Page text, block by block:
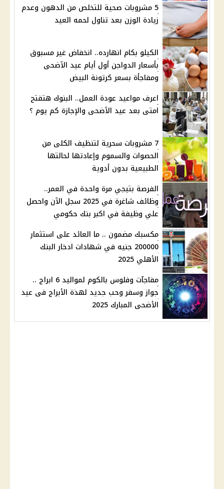
5 مشروبات صحية للتخلص من الدهون وعدم
زيادة الوزن بعد تناول لحمه العيد
الكيلو بكام انهارده.. انخفاض غير مسبوق
بأسعار الدواجن أول أيام عيد الآضحى
ومفاجأة بسعر كرتونة البيض
اعرف مواعيد عودة العمل.. البنوك هتفتح
امتى بعد عيد الأضحى والإجازة كم يوم ؟
7 مشروبات سحرية لتنظيف الكلى من
الحصوات والسموم وإعادتها لحالتها
الطبيعية بدون أدوية
الفرصة بتيجي مرة واحدة في العمر..
وظائف شاغرة في 2025 سجل الآن واحصل
علي وظيفة في اكبر بنك حكومي
مكسبك مضمون .. ما العائد على استثمار
200000 جنيه في شهادات ادخار البنك
الأهلي 2025
مفاجآت وفلوس بالكوم لمواليد 6 ابراج ..
جواز وسفر وحب جديد لهذة الأبراج فى عيد
الأضحى المبارك 2025